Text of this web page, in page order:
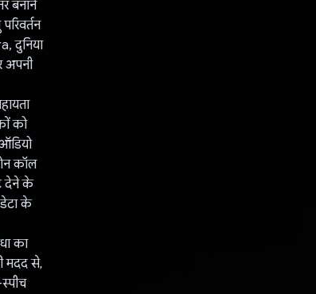
बनाने
दुनिया
अपनी
को
कॉल
देने के
के
का
मदद से,